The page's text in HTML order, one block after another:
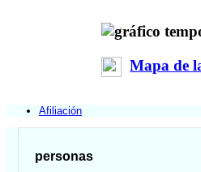
Mapa de
Afiliación
personas